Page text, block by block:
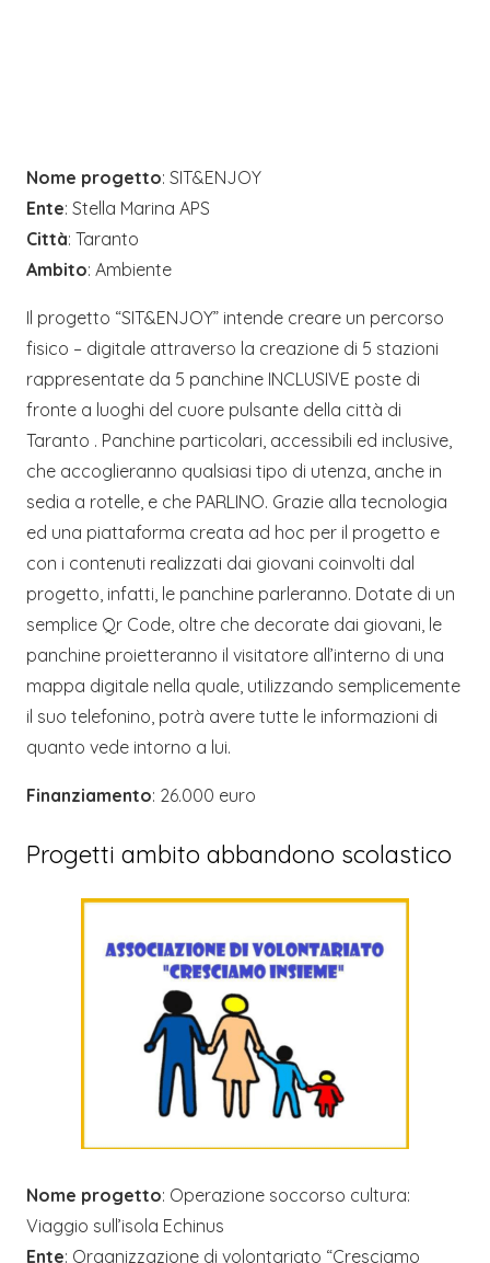
Nome progetto: SIT&ENJOY
Ente: Stella Marina APS
Città: Taranto
Ambito: Ambiente
Il progetto “SIT&ENJOY” intende creare un percorso
fisico – digitale attraverso la creazione di 5 stazioni
rappresentate da 5 panchine INCLUSIVE poste di
fronte a luoghi del cuore pulsante della città di
Taranto . Panchine particolari, accessibili ed inclusive,
che accoglieranno qualsiasi tipo di utenza, anche in
sedia a rotelle, e che PARLINO. Grazie alla tecnologia
ed una piattaforma creata ad hoc per il progetto e
con i contenuti realizzati dai giovani coinvolti dal
progetto, infatti, le panchine parleranno. Dotate di un
semplice Qr Code, oltre che decorate dai giovani, le
panchine proietteranno il visitatore all’interno di una
mappa digitale nella quale, utilizzando semplicemente
il suo telefonino, potrà avere tutte le informazioni di
quanto vede intorno a lui.
Finanziamento: 26.000 euro
Progetti ambito abbandono scolastico
Nome progetto: Operazione soccorso cultura:
Viaggio sull’isola Echinus
Ente: Organizzazione di volontariato “Cresciamo